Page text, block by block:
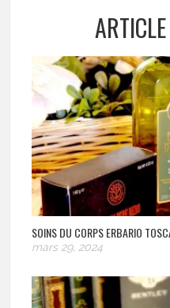
SOINS DU CORPS ERBARIO
mars 29, 2024